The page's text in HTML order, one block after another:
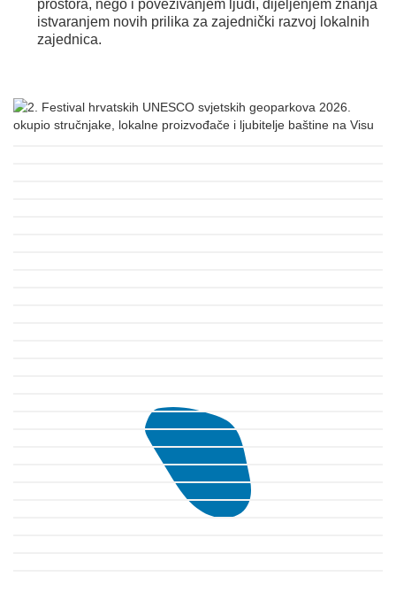
prostora, nego i povezivanjem ljudi, dijeljenjem znanja
istvaranjem novih prilika za zajednički razvoj lokalnih
zajednica.